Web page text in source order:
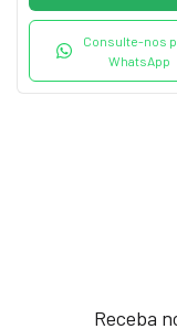
Consulte-nos
WhatsApp
Receba